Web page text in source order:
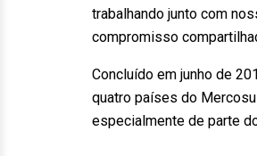
trabalhando junto com
compromisso
Concluído em junho de
quatro países do
especialmente de parte